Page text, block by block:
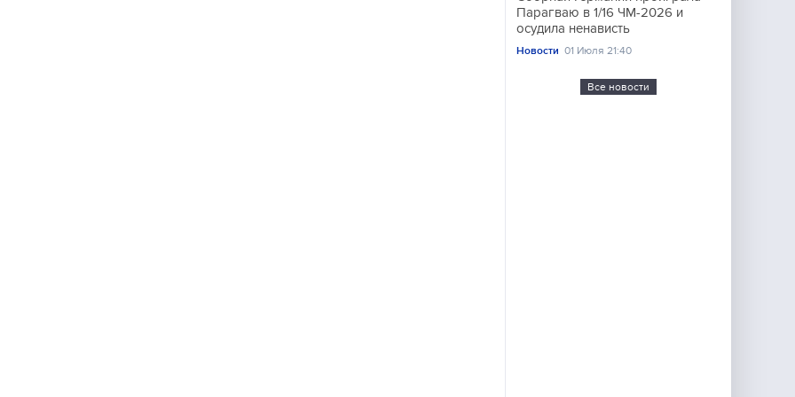
Парагваю в 1/16 ЧМ-2026 и
осудила ненависть
Новости 01 Июля 21:40
Все новости